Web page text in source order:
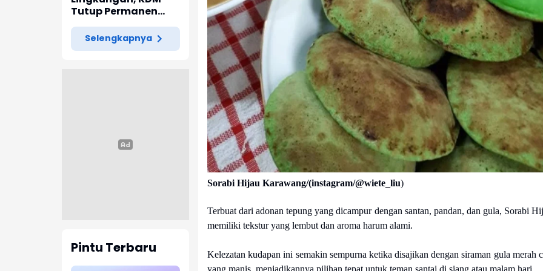
Tutup Permanen
Lima Tambang Batu
Kapur di Cipatat
Selengkapnya
Pintu Terbaru
Sorabi Hijau Karawang/(instagram/@wiete_liu)
Terbuat dari adonan tepung yang dicampur dengan santan, pandan, dan gula, Sorabi
memiliki tekstur yang lembut dan aroma harum alami.
Kelezatan kudapan ini semakin sempurna ketika disajikan dengan siraman gula merah
yang manis, menjadikannya pilihan tepat untuk teman santai di siang atau malam hari.